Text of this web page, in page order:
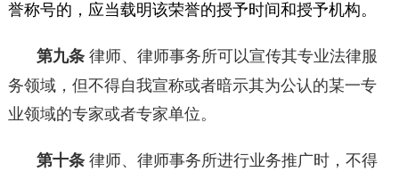
誉称号的，应当载明该荣誉的授予时间和授予机构。
第九条 律师、律师事务所可以宣传其专业法律服
务领域，但不得自我宣称或者暗示其为公认的某一专
业领域的专家或者专家单位。
第十条 律师、律师事务所进行业务推广时，不得